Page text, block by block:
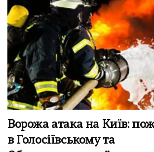
Ворожа атака на Київ:
в Голосіївському та